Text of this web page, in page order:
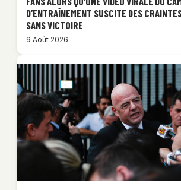
D’ENTRAÎNEMENT SUSCITE DES
SANS VICTOIRE
9 Août 2026